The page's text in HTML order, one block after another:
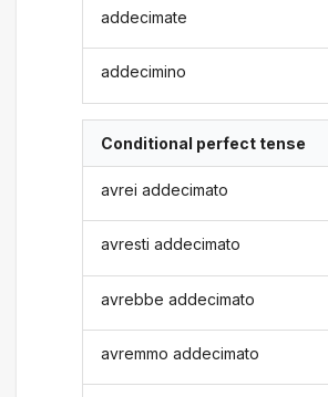
addecimate
addecimino
Conditional perfect tense
avrei addecimato
avresti addecimato
avrebbe addecimato
avremmo addecimato